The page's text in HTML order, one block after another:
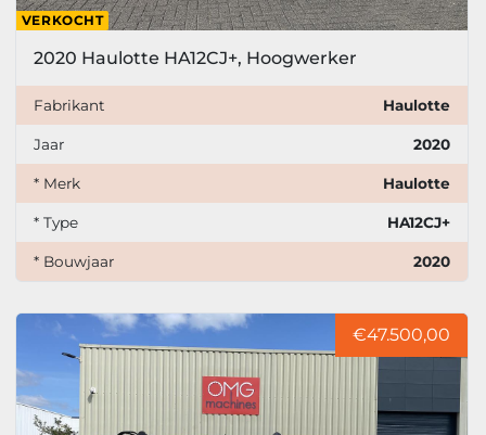
VERKOCHT
2020 Haulotte HA12CJ+, Hoogwerker
Fabrikant Haulotte
Jaar 2020
* Merk Haulotte
* Type HA12CJ+
* Bouwjaar 2020
€47.500,00